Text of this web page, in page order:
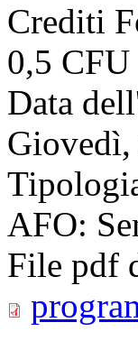
Crediti
0,5 CFU
Data
Giovedì,
AFO:
File pdf